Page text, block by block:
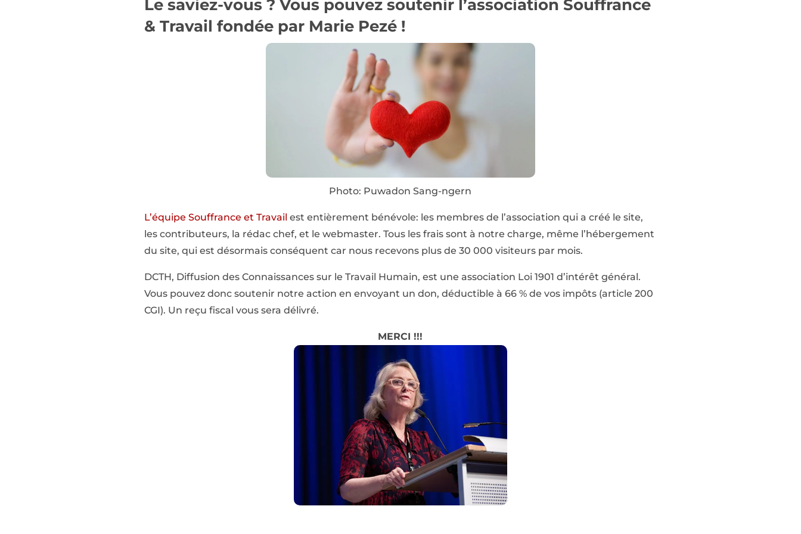
Le saviez-vous ? Vous pouvez soutenir l’association Souffrance
& Travail fondée par Marie Pezé !
Photo: Puwadon Sang-ngern
L’équipe Souffrance et Travail est entièrement bénévole: les membres de l’association qui a créé le site,
les contributeurs, la rédac chef, et le webmaster. Tous les frais sont à notre charge, même l’hébergement
du site, qui est désormais conséquent car nous recevons plus de 30 000 visiteurs par mois.
DCTH, Diffusion des Connaissances sur le Travail Humain, est une association Loi 1901 d’intérêt général.
Vous pouvez donc soutenir notre action en envoyant un don, déductible à 66 % de vos impôts (article 200
CGI). Un reçu fiscal vous sera délivré.
MERCI !!!